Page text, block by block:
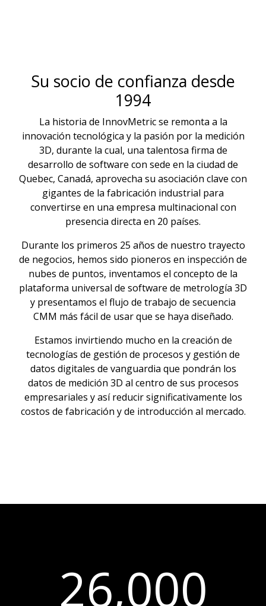
Su socio de confianza desde
1994
La historia de InnovMetric se remonta a la
innovación tecnológica y la pasión por la medición
3D, durante la cual, una talentosa firma de
desarrollo de software con sede en la ciudad de
Quebec, Canadá, aprovecha su asociación clave con
gigantes de la fabricación industrial para
convertirse en una empresa multinacional con
presencia directa en 20 países.
Durante los primeros 25 años de nuestro trayecto
de negocios, hemos sido pioneros en inspección de
nubes de puntos, inventamos el concepto de la
plataforma universal de software de metrología 3D
y presentamos el flujo de trabajo de secuencia
CMM más fácil de usar que se haya diseñado.
Estamos invirtiendo mucho en la creación de
tecnologías de gestión de procesos y gestión de
datos digitales de vanguardia que pondrán los
datos de medición 3D al centro de sus procesos
empresariales y así reducir significativamente los
costos de fabricación y de introducción al mercado.
26,000